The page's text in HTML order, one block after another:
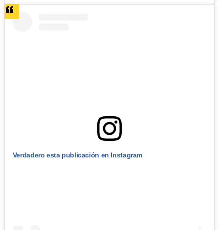
Verdadero esta publicación en Instagram